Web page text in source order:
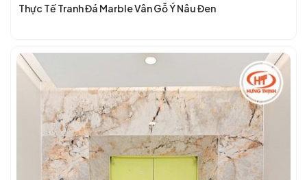
Thực Tế Tranh Đá Marble Vân Gỗ Ý Nâu Đen